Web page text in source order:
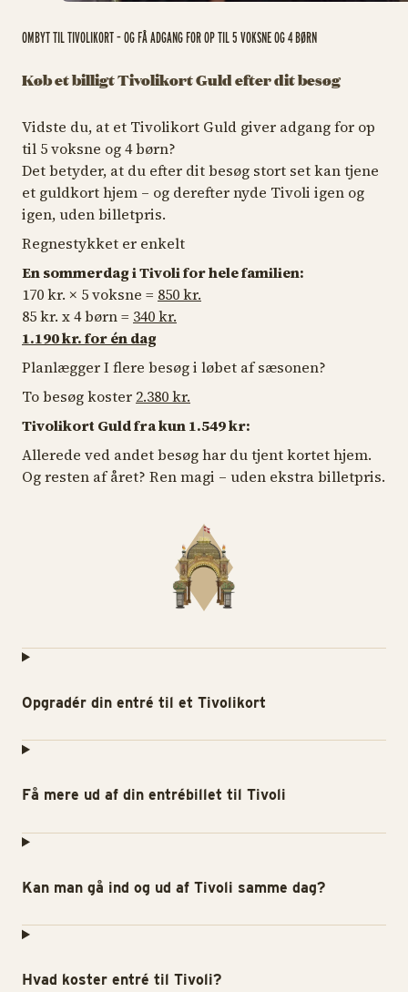
Køb et billigt Tivolikort Guld efter dit besøg
OMBYT TIL TIVOLIKORT – OG FÅ ADGANG FOR OP TIL 5 VOKSNE OG 4 BØRN
Vidste du, at et Tivolikort Guld giver adgang for op
til 5 voksne og 4 børn?
Det betyder, at du efter dit besøg stort set kan tjene
et guldkort hjem – og derefter nyde Tivoli igen og
igen, uden billetpris.
Regnestykket er enkelt
En sommerdag i Tivoli for hele familien:
170 kr. × 5 voksne = 850 kr.
85 kr. x 4 børn = 340 kr.
1.190 kr. for én dag
Planlægger I flere besøg i løbet af sæsonen?
To besøg koster 2.380 kr.
Tivolikort Guld fra kun 1.549 kr:
Allerede ved andet besøg har du tjent kortet hjem.
Og resten af året? Ren magi – uden ekstra billetpris.
Opgradér din entré til et Tivolikort
Få mere ud af din entrébillet til Tivoli
Kan man gå ind og ud af Tivoli samme dag?
Hvad koster entré til Tivoli?